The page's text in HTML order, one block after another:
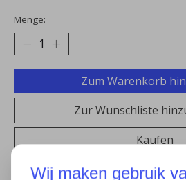
Menge:
Zum Warenkorb
Zur Wunschliste
Kaufen
Zum Vergleich hinzufügen
Wij maken gebruik